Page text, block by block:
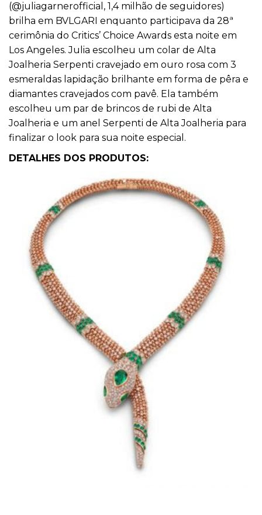
(@juliagarnerofficial , 1,4 milhão de seguidores)
brilha em BVLGARI enquanto participava da 28ª
cerimônia do Critics’ Choice Awards esta noite em
Los Angeles. Julia escolheu um colar de Alta
Joalheria Serpenti cravejado em ouro rosa com 3
esmeraldas lapidação brilhante em forma de pêra e
diamantes cravejados com pavê. Ela também
escolheu um par de brincos de rubi de Alta
Joalheria e um anel Serpenti de Alta Joalheria para
finalizar o look para sua noite especial.
DETALHES DOS PRODUTOS: